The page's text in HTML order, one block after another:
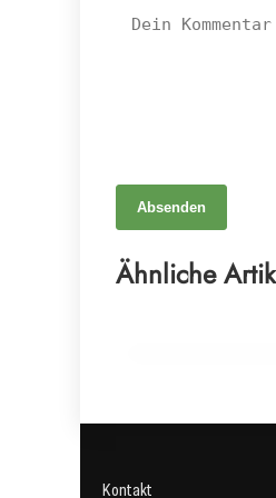
Absenden
Ähnliche
26. Mai 2026
Frühjahrsputz für
Kontakt